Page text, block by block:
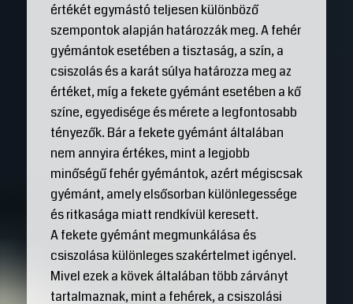
értékét egymástó teljesen különböző
szempontok alapján határozzák meg. A fehér
gyémántok esetében a tisztaság, a szín, a
csiszolás és a karát súlya határozza meg az
értéket, míg a fekete gyémánt esetében a kő
színe, egyedisége és mérete a legfontosabb
tényezők. Bár a fekete gyémánt általában
nem annyira értékes, mint a legjobb
minőségű fehér gyémántok, azért mégiscsak
gyémánt, amely elsősorban különlegessége
és ritkasága miatt rendkívül keresett.
A fekete gyémánt megmunkálása és
csiszolása különleges szakértelmet igényel.
Mivel ezek a kövek általában több zárványt
tartalmaznak, mint a fehérek, a csiszolási